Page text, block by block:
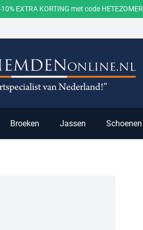
EXTRA KORTING met code HETEZOMER
Broeken Jassen Schoenen